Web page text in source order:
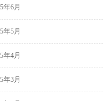
年6月
年5月
年4月
年3月